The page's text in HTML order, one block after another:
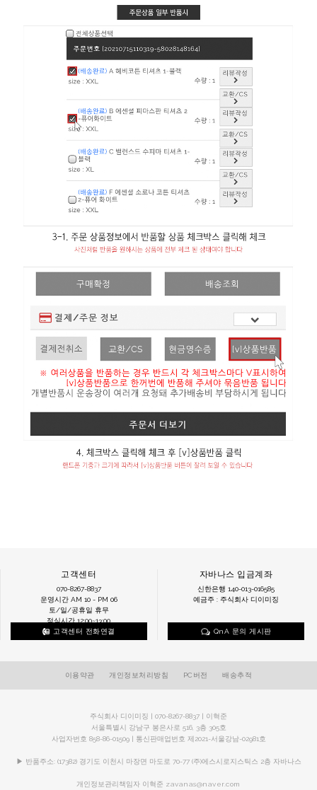
고객센터
070-8267-8837
운영시간 AM 10 - PM 06
토/일/공휴일 휴무
점심시간 12:00~13:00
고객센터 전화연결
자바나스 입금계좌
신한은행 140-013-016585
예금주 : 주식회사 디이미징
QnA 문의 게시판
이용약관 개인정보처리방침 PC버전 배송추적
주식회사 디이미징 | 070-8267-8837 | 이혁준
서울특별시 강남구 봉은사로 516, 3층 305호
사업자번호 858-86-01509 | 통신판매업번호 제2021-서울강남-02981호
▶ 반품주소: (17382) 경기도 이천시 마장면 마도로 70-77 (주)에스시로지스틱스 2층 자바나스
개인정보관리책임자 이혁준 zavanas@naver.com